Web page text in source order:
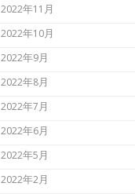
2022年11月
2022年10月
2022年9月
2022年8月
2022年7月
2022年6月
2022年5月
2022年2月